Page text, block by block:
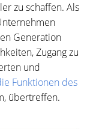
zu schaffen. Als
Generation
Zugang zu
und
Funktionen des
übertreffen.